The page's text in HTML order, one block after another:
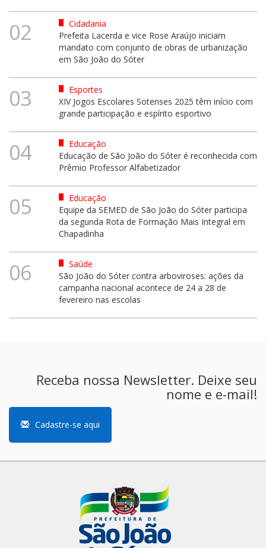
02
Cidadania
Prefeita Lacerda e vice Rose Araújo iniciam
mandato com conjunto de obras de urbanização
em São João do Sóter
03
Esportes
XIV Jogos Escolares Sotenses 2025 têm início com
grande participação e espírito esportivo
04
Educação
Educação de São João do Sóter é reconhecida com
Prêmio Professor Alfabetizador
05
Educação
Equipe da SEMED de São João do Sóter participa
da segunda Rota de Formação Mais Integral em
Chapadinha
06
Saúde
São João do Sóter contra arboviroses: ações da
campanha nacional acontece de 24 a 28 de
fevereiro nas escolas
Receba nossa Newsletter. Deixe seu
nome e e-mail!
Cadastre-se aqui